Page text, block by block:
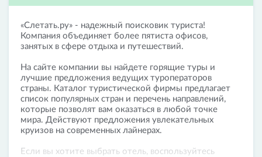
«Слетать.ру» - надежный поисковик туриста!
Компания объединяет более пятиста офисов,
занятых в сфере отдыха и путешествий.
На сайте компании вы найдете горящие туры и
лучшие предложения ведущих туроператоров
страны. Каталог туристической фирмы предлагает
список популярных стран и перечень направлений,
которые позволят вам оказаться в любой точке
мира. Действуют предложения увлекательных
круизов на современных лайнерах.
Если вы хотите выбрать отель, воспользуйтесь